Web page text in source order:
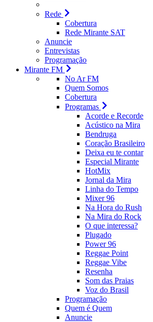
Rede
Cobertura
Rede Mirante SAT
Anuncie
Entrevistas
Programação
Mirante FM
No Ar FM
Quem Somos
Cobertura
Programas
Acorde e Recorde
Acústico na Mira
Bendruga
Coração Brasileiro
Deixa eu te contar
Especial Mirante
HotMix
Jornal da Mira
Linha do Tempo
Mixer 96
Na Hora do Rush
Na Mira do Rock
O que interessa?
Plugado
Power 96
Reggae Point
Reggae Vibe
Resenha
Som das Praias
Voz do Brasil
Programação
Quem é Quem
Anuncie